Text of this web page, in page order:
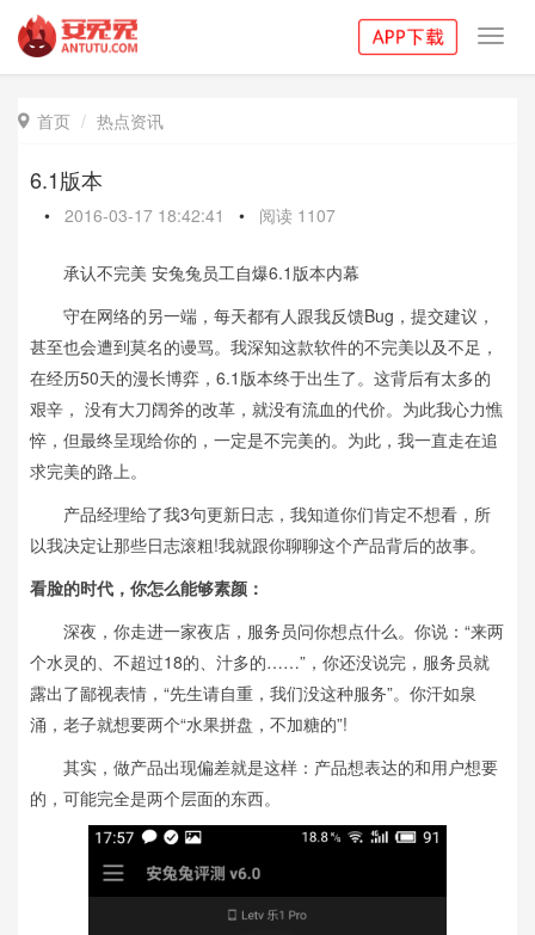
 首页 热点资讯
6.1版本
• 2016-03-17 18:42:41 • 阅读 1107
承认不完美 安兔兔员工自爆6.1版本内幕
守在网络的另一端，每天都有人跟我反馈Bug，提交建议，
甚至也会遭到莫名的谩骂。我深知这款软件的不完美以及不足，
在经历50天的漫长博弈，6.1版本终于出生了。这背后有太多的
艰辛， 没有大刀阔斧的改革，就没有流血的代价。为此我心力憔
悴，但最终呈现给你的，一定是不完美的。为此，我一直走在追
求完美的路上。
产品经理给了我3句更新日志，我知道你们肯定不想看，所
以我决定让那些日志滚粗!我就跟你聊聊这个产品背后的故事。
看脸的时代，你怎么能够素颜：
深夜，你走进一家夜店，服务员问你想点什么。你说：“来两
个水灵的、不超过18的、汁多的……”，你还没说完，服务员就
露出了鄙视表情，“先生请自重，我们没这种服务”。你汗如泉
涌，老子就想要两个“水果拼盘，不加糖的”!
其实，做产品出现偏差就是这样：产品想表达的和用户想要
的，可能完全是两个层面的东西。